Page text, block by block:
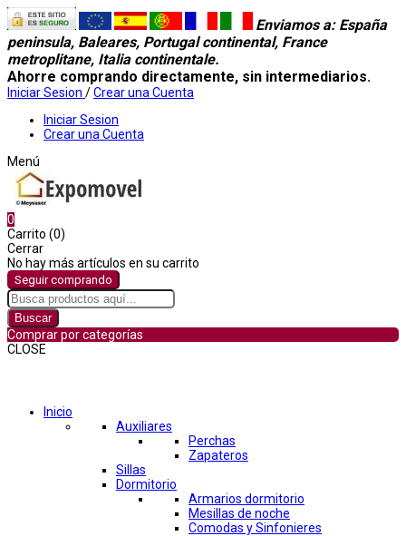
Enviamos a: España
peninsula, Baleares, Portugal continental, France
metroplitane, Italia continentale.
Ahorre comprando directamente, sin intermediarios.
Iniciar Sesion /Crear una Cuenta
Iniciar Sesion
Crear una Cuenta
Menú
0
Carrito (0)
Cerrar
No hay más artículos en su carrito
Seguir comprando
Buscar
Comprar por categorías
CLOSE
Inicio
Auxiliares
Perchas
Zapateros
Sillas
Dormitorio
Armarios dormitorio
Mesillas de noche
Comodas y Sinfonieres